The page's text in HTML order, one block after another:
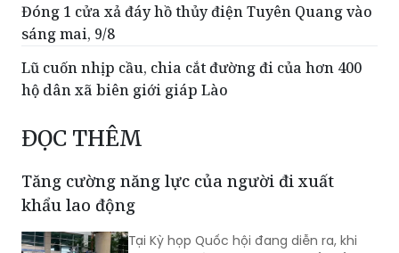
Đóng 1 cửa xả đáy hồ thủy điện Tuyên Quang vào
sáng mai, 9/8
Lũ cuốn nhịp cầu, chia cắt đường đi của hơn 400
hộ dân xã biên giới giáp Lào
ĐỌC THÊM
Tăng cường năng lực của người đi xuất
khẩu lao động
Tại Kỳ họp Quốc hội đang diễn ra, khi